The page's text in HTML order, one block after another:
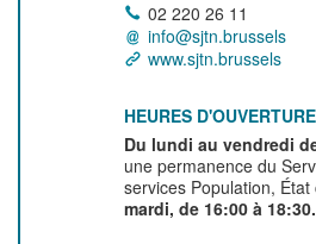
02 220 26 11
info@sjtn.brussels
www.sjtn.brussels
HEURES D'OUVERTURE
Du lundi au vendredi
une permanence du
services Population,
mardi, de 16:00 à 18:30.